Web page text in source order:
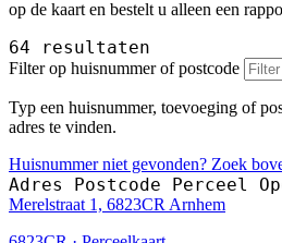
op de kaart en bestelt u alleen een
64 resultaten
Filter op huisnummer of postcode
Typ een huisnummer, toevoeging of
adres te vinden.
Huisnummer niet gevonden? Zoek
Adres Postcode Perceel
Merelstraat 1, 6823CR Arnhem